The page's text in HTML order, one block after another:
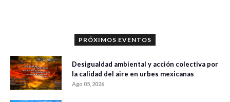
PRÓXIMOS EVENTOS
Desigualdad ambiental y acción colectiva por
la calidad del aire en urbes mexicanas
Ago 05, 2026